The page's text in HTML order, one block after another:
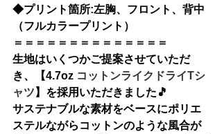
◆プリント箇所:左胸、フロント、背中
（フルカラープリント）
＝＝＝＝＝＝＝＝＝＝＝＝＝＝
生地はいくつかご提案させていただ
き、【4.7oz コットンライクドライTシ
ャツ 】を採用いただきました🎵
サステナブルな素材をベースにポリエ
ステルながらコットンのような風合が